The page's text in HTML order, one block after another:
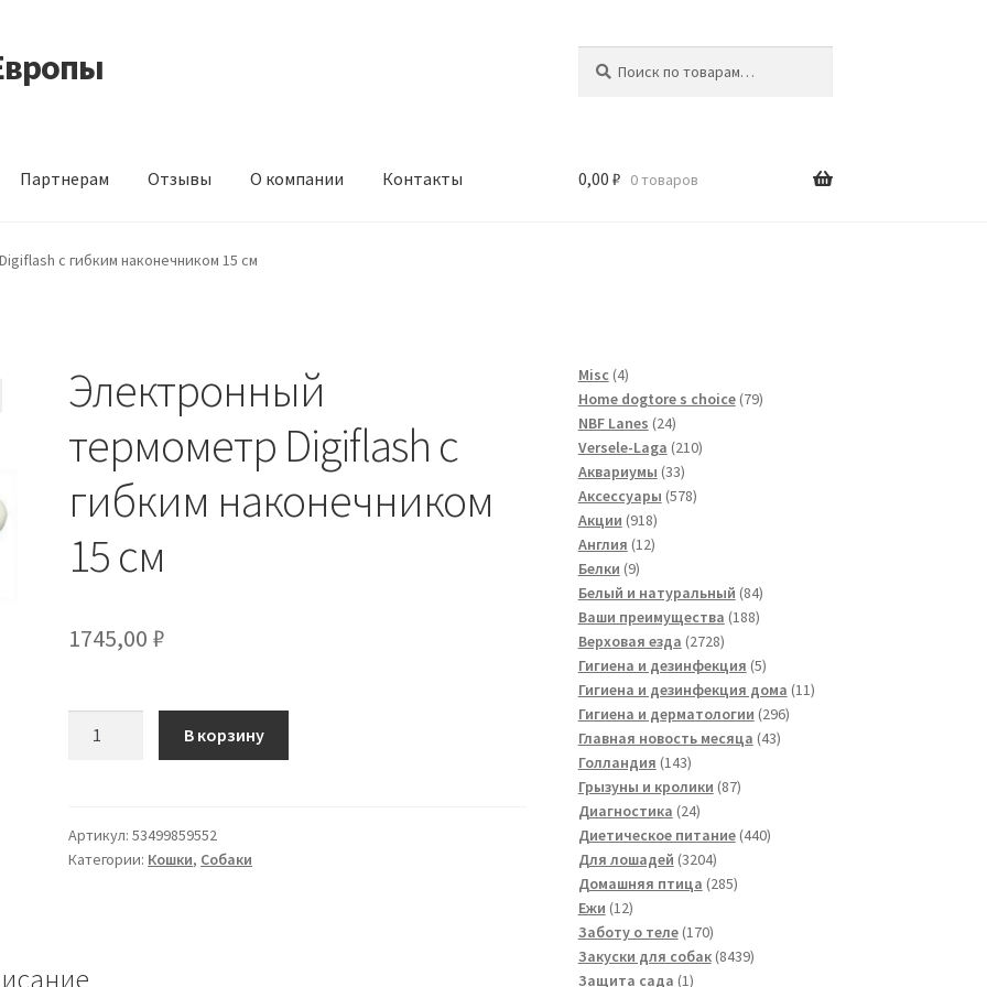
Партнерам Отзывы О компании Контакты
из Германии Контакты Корзина
0,00 ₽ 0 товаров
с гибким наконечником 15 см
Электронный
термометр Digiflash с
гибким наконечником
15 см
1745,00₽
Digiflash
с
см
В корзину
Артикул:53499859552
Категории: Кошки, Собаки
Misc 44
товара
Home dogtore s choice 7979
NBF Lanes 2424
товара
Versele-Laga 210210
Аквариумы 3333
товара
Аксессуары 578578
Акции 918918
товаров
Англия 1212
Белки 99
товаров
Белый и натуральный 8484
товара
Ваши преимущества 188188
Верховая езда 27282728
товаров
Гигиена и дезинфекция 55
товаров
Гигиена и дезинфекция дома 1111
Гигиена и дерматологии 296296
Главная новость месяца 4343
Голландия 143143
товара
Грызуны и кролики 8787
Диагностика 2424
товара
Диетическое питание 440440
Для лошадей 32043204
товара
Домашняя птица 285285
Ежи 1212
товаров
Заботу о теле 170170
товаров
Закуски для собак 84398439
Защита сада 11